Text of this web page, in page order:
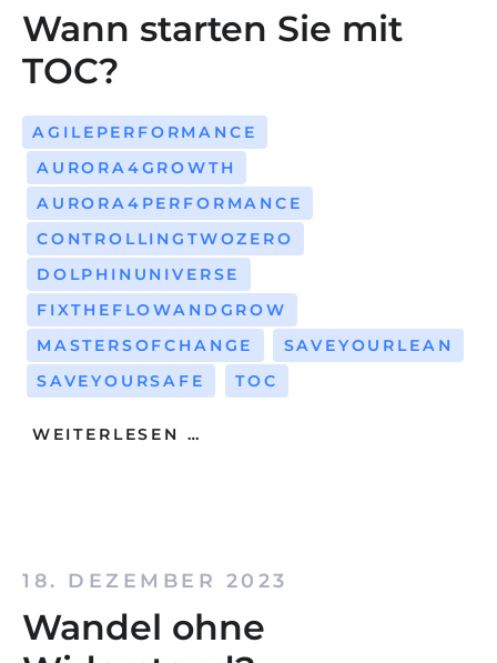
Wann starten Sie mit
TOC?
AGILEPERFORMANCE
AURORA4GROWTH
AURORA4PERFORMANCE
CONTROLLINGTWOZERO
DOLPHINUNIVERSE
FIXTHEFLOWANDGROW
MASTERSOFCHANGE
SAVEYOURLEAN
SAVEYOURSAFE
TOC
WEITERLESEN …
18. DEZEMBER 2023
Wandel ohne